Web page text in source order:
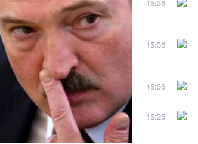
15:36
15:36
15:36
15:25